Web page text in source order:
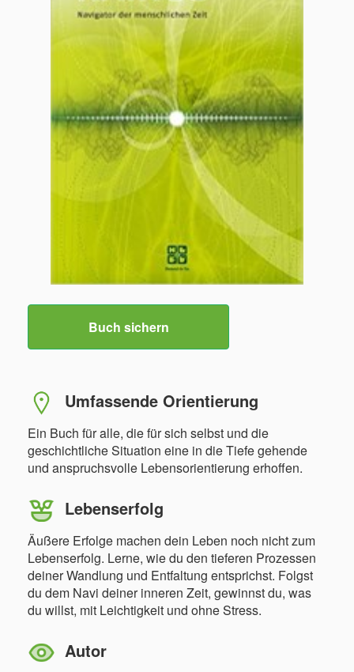
Buch sichern
Umfassende Orientierung
Ein Buch für alle, die für sich selbst und die
geschichtliche Situation eine in die Tiefe gehende
und anspruchsvolle Lebensorientierung erhoffen.
Lebenserfolg
Äußere Erfolge machen dein Leben noch nicht zum
Lebenserfolg. Lerne, wie du den tieferen Prozessen
deiner Wandlung und Entfaltung entsprichst. Folgst
du dem Navi deiner inneren Zeit, gewinnst du, was
du willst, mit Leichtigkeit und ohne Stress.
Autor